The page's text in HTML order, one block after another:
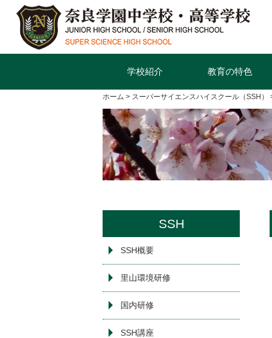
学校紹介 教育の特色
ホーム スーパーサイエンスハイスクール（SSH）
SSH
SSH概要
里山環境研修
国内研修
SSH講座